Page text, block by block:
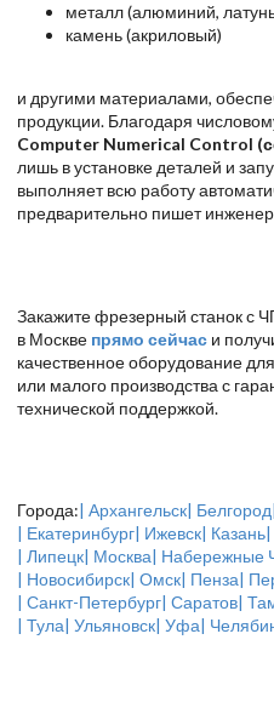
металл (алюминий,
камень (акриловый)
и другими материалами,
продукции. Благодаря
Computer Numerical Control
лишь в установке деталей и
выполняет всю работу
предварительно пишет
Закажите фрезерный станок с
в Москве прямо сейчас и
качественное оборудование
или малого производства с
технической поддержкой.
Города:| Архангельск| Белгород
| Екатеринбург| Ижевск| Казань
| Липецк| Москва| Набережные
| Новосибирск| Омск| Пенза|
| Санкт-Петербург| Саратов|
| Тула| Ульяновск| Уфа|